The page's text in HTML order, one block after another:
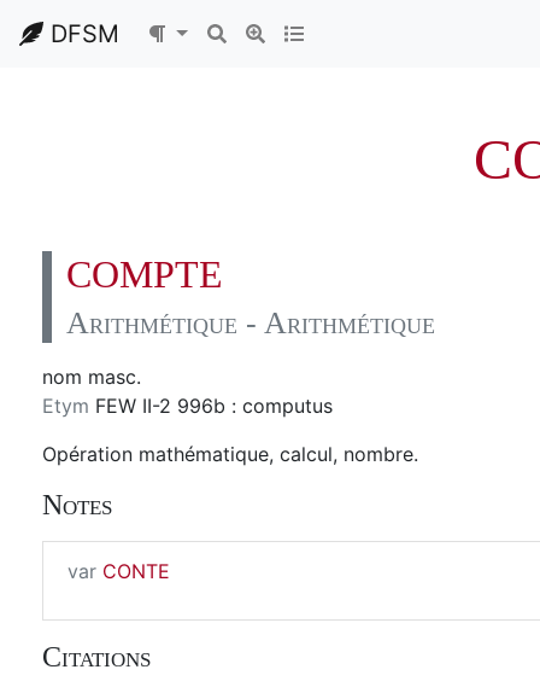
DFSM
COMPTE
Arithmétique - Arithmétique
nom masc.
Etym FEW II-2 996b : computus
Opération mathématique, calcul, nombre.
Notes
var CONTE
Citations